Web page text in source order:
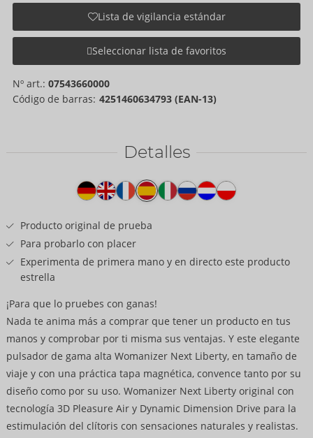
Lista de vigilancia estándar
Seleccionar lista de favoritos
Nº art.: 07543660000
Código de barras: 4251460634793 (EAN-13)
Detalles
producto
Producto original de prueba
Para probarlo con placer
Experimenta de primera mano y en directo este producto
estrella
¡Para que lo pruebes con ganas!
Nada te anima más a comprar que tener un producto en tus
manos y comprobar por ti misma sus ventajas. Y este elegante
pulsador de gama alta Womanizer Next Liberty, en tamaño de
viaje y con una práctica tapa magnética, convence tanto por su
diseño como por su uso. Womanizer Next Liberty original con
tecnología 3D Pleasure Air y Dynamic Dimension Drive para la
estimulación del clítoris con sensaciones naturales y realistas.